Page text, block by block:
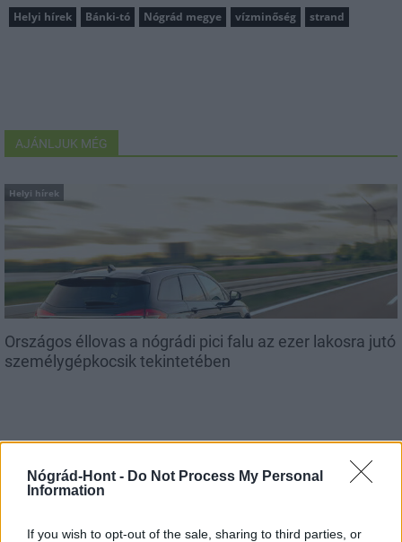
Nógrád-Hont - Do Not Process My Personal
Information
If you wish to opt-out of the sale, sharing to third parties, or
Helyi hírek Bánki-tó Nógrád megye vízminőség strand
AJÁNLJUK MÉG
Helyi hírek
Országos éllovas a nógrádi pici falu az ezer lakosra jutó
személygépkocsik tekintetében
Helyi hírek